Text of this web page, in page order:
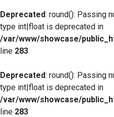
Deprecated: round(): Passing
type int|float is deprecated in
/var/www/showcase/
line 283
Deprecated: round(): Passing
type int|float is deprecated in
/var/www/showcase/
line 283